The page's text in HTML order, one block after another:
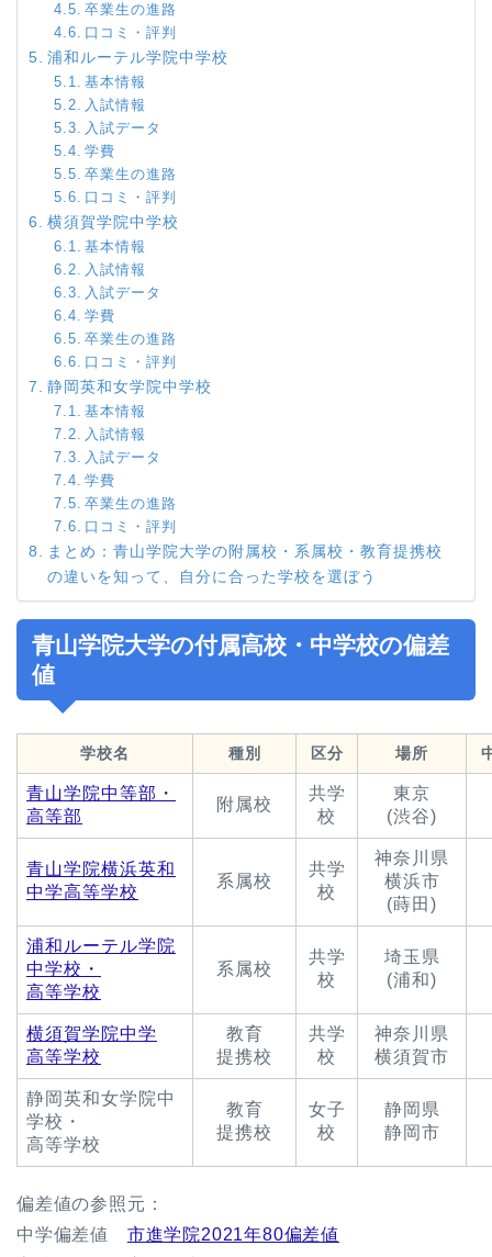
卒業生の進路
口コミ・評判
浦和ルーテル学院中学校
基本情報
入試情報
入試データ
学費
卒業生の進路
口コミ・評判
横須賀学院中学校
基本情報
入試情報
入試データ
学費
卒業生の進路
口コミ・評判
静岡英和女学院中学校
基本情報
入試情報
入試データ
学費
卒業生の進路
口コミ・評判
まとめ：青山学院大学の附属校・系属校・教育提携校
の違いを知って、自分に合った学校を選ぼう
青山学院大学の付属高校・中学校の偏差
値
学校名 種別 区分 場所
青山学院中等部・
高等部
附属校
共学
校
東京
(渋谷)
青山学院横浜英和
中学高等学校
系属校
共学
校
神奈川県
横浜市
(蒔田)
浦和ルーテル学院
中学校・
高等学校
系属校
共学
校
埼玉県
(浦和)
横須賀学院中学
高等学校
教育
提携校
共学
校
神奈川県
横須賀市
静岡英和女学院中
学校・
高等学校
教育
提携校
女子
校
静岡県
静岡市
偏差値の参照元：
中学偏差値 市進学院2021年80偏差値